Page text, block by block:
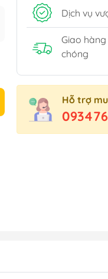
Dịch vụ
Giao
chóng
Hỗ trợ